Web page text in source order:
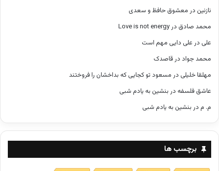
نازنین در معشوق حافظ و سعدی
محمد صادق در Love is not energy
علی در علی دایی مهم است
محمد جواد در قاصدک
مهلقا خلیلی در مسعود تو کجایی که بداخشان را فروختند
عاشق فلسفه در بنشین به یادم شبی
م. م در بنشین به یادم شبی
برچسب ها